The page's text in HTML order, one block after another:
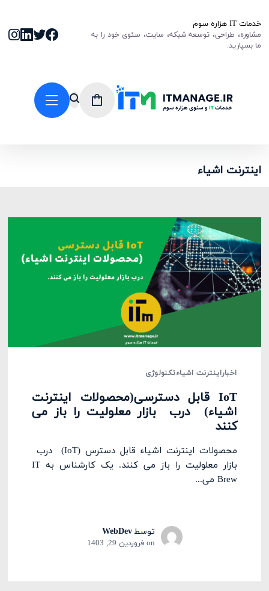
خدمات IT هزاره سوم
مشاوره، طراحی، توسعه شبکه، سایت، سئوی خود را به
ما بسپارید.
اینترنت اشیاء
اخباراینترنت اشیاءتکنولوژی
IoT قابل دسترسی(محصولات اینترنت
اشیاء) درب بازار معلولیت را باز می
کنند
محصولات اینترنت اشیاء قابل دسترس (IoT) درب
بازار معلولیت را باز می کنند. یک کارشناس به IT
Brew می‌...
توسطWebDev
on فروردین 29, 1403